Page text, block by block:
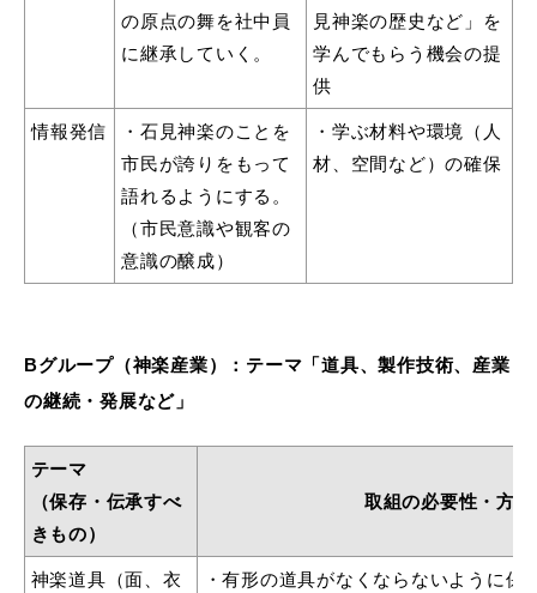
の原点の舞を社中員
に継承していく。
見神楽の歴史など」を
学んでもらう機会の提
供
情報発信
・石見神楽のことを
市民が誇りをもって
語れるようにする。
（市民意識や観客の
意識の醸成）
・学ぶ材料や環境（人
材、空間など）の確保
Bグループ（神楽産業）：テーマ「道具、製作技術、産業
の継続・発展など」
テーマ
（保存・伝承すべ
きもの）
取組の必要性・方
神楽道具（面、衣
・有形の道具がなくならないように保